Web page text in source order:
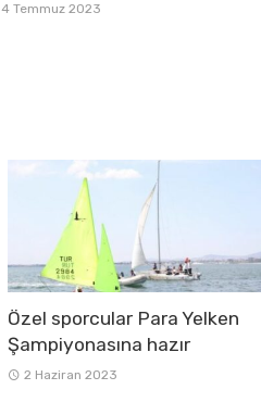
4 Temmuz 2023
Özel sporcular Para Yelken
Şampiyonasına hazır
2 Haziran 2023